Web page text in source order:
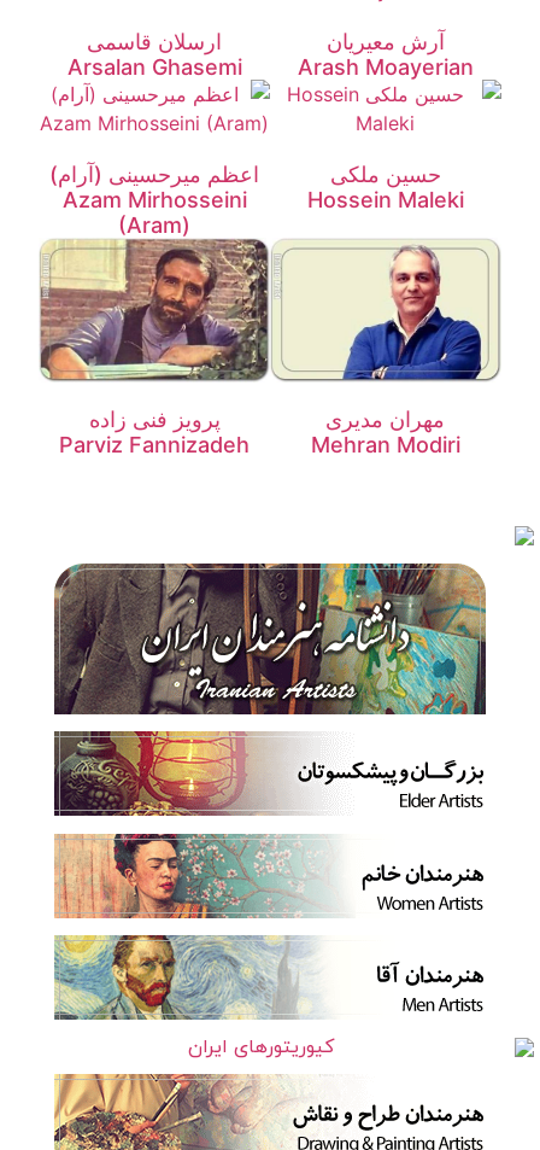
آرش معیریان
Arash Moayerian
ارسلان قاسمی
Arsalan Ghasemi
حسین ملکی
Hossein Maleki
اعظم میرحسینی (آرام)
Azam Mirhosseini
(Aram)
مهران مدیری
Mehran Modiri
پرویز فنی زاده
Parviz Fannizadeh